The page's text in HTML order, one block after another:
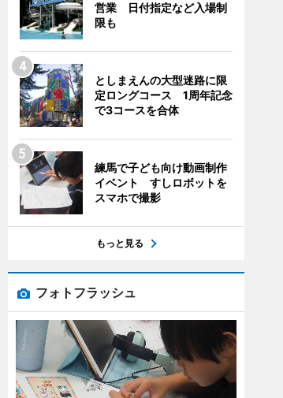
営業 日付指定など入場制
限も
としまえんの大型迷路に限
定ロングコース 1周年記念
で3コースを合体
練馬で子ども向け動画制作
イベント すしロボットを
スマホで撮影
もっと見る
フォトフラッシュ